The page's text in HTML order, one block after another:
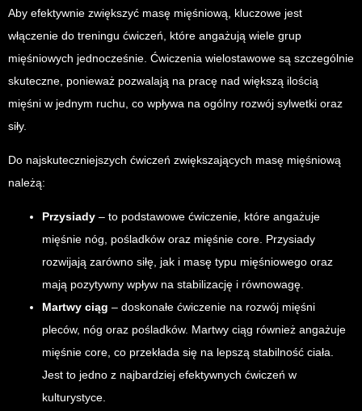
Aby efektywnie zwiększyć masę mięśniową, kluczowe jest
włączenie do treningu ćwiczeń, które angażują wiele grup
mięśniowych jednocześnie. Ćwiczenia wielostawowe są szczególnie
skuteczne, ponieważ pozwalają na pracę nad większą ilością
mięśni w jednym ruchu, co wpływa na ogólny rozwój sylwetki oraz
siły.
Do najskuteczniejszych ćwiczeń zwiększających masę mięśniową
należą:
Przysiady – to podstawowe ćwiczenie, które angażuje
mięśnie nóg, pośladków oraz mięśnie core. Przysiady
rozwijają zarówno siłę, jak i masę typu mięśniowego oraz
mają pozytywny wpływ na stabilizację i równowagę.
Martwy ciąg – doskonałe ćwiczenie na rozwój mięśni
pleców, nóg oraz pośladków. Martwy ciąg również angażuje
mięśnie core, co przekłada się na lepszą stabilność ciała.
Jest to jedno z najbardziej efektywnych ćwiczeń w
kulturystyce.